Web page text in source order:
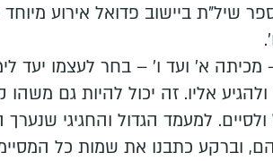
שיל"ת ביישוב פדואל אירוע מיוחד
מכיתה א' ועד ו' – בחר לעצמו יעד
אליו. זה יכול להיות גם משהו
למעמד הגדול והחגיגי שנערך
וברקע כתבנו את שמות כל